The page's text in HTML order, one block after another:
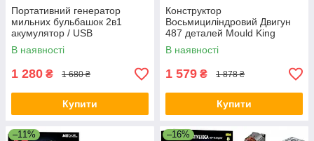
Портативний генератор
мильних бульбашок 2в1
акумулятор / USB
Автоматична 40 отворів для
візуальних ефектів на
В наявності
1 280 ₴ 1 680 ₴
Купити
Конструктор
Восьмициліндровий Двигун
487 деталей Mould King
Chevy LSX454 V8 із
Моторизацією
В наявності
1 579 ₴ 1 878 ₴
Купити
–11% –16%